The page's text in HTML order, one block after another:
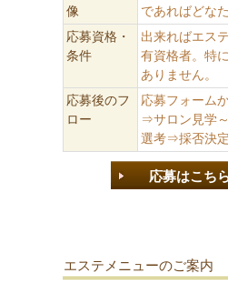
像
であればどなた
応募資格・
条件
出来ればエス
有資格者。特
ありません。
応募後のフ
ロー
応募フォーム
⇒サロン見学
選考⇒採否決定
応募はこち
エステメニューのご案内